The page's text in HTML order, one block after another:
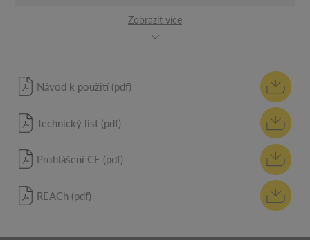
Zobrazit více
Návod k použití (pdf)
Technický list (pdf)
Prohlášení CE (pdf)
REACh (pdf)